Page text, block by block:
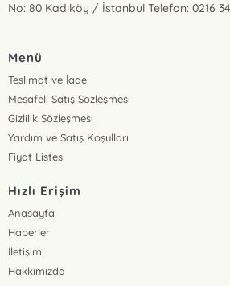
No: 80 Kadıköy / İstanbul Telefon: 0216
Menü
Teslimat ve İade
Mesafeli Satış Sözleşmesi
Gizlilik Sözleşmesi
Yardım ve Satış Koşulları
Fiyat Listesi
Hızlı Erişim
Anasayfa
Haberler
İletişim
Hakkımızda